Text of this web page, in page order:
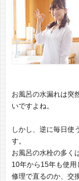
お風呂の水漏れは突
いですよね。
しかし、逆に毎日使
す。
お風呂の水栓の多く
10年から15年も使用
修理で直るのか、交